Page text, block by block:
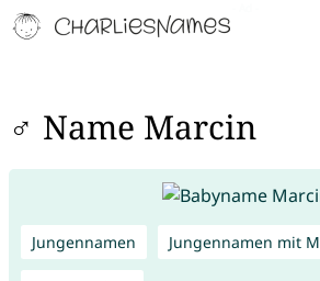
♂ Name Marcin
Jungennamen Jungennamen mit M